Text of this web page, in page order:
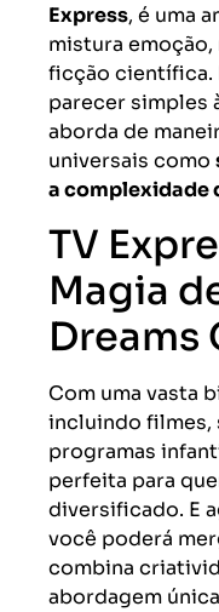
Express, é uma
mistura
ficção científica.
parecer simples
aborda de
universais como
a complexidade
TV
Magia
Dreams
Com uma vasta
incluindo filmes,
programas
perfeita para
diversificado. E
você poderá
combina
abordagem